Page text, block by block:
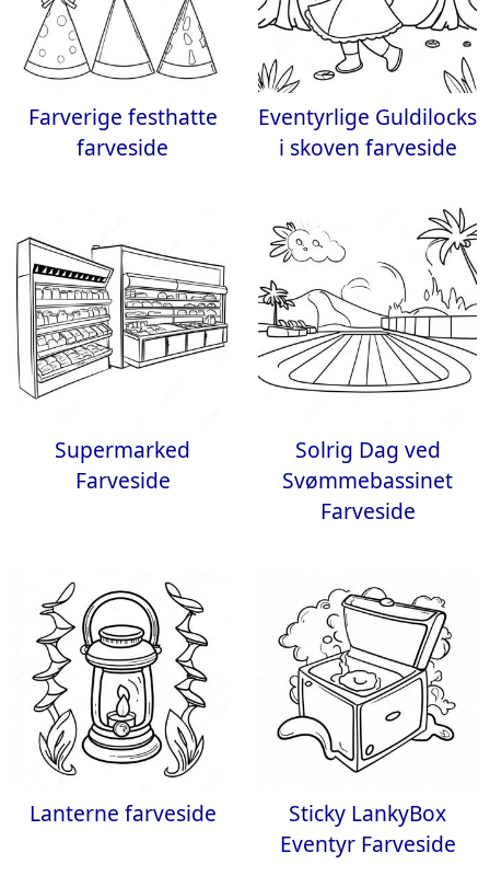
Farverige festhatte
farveside
Eventyrlige Guldilocks
i skoven farveside
Supermarked
Farveside
Solrig Dag ved
Svømmebassinet
Farveside
Lanterne farveside
Sticky LankyBox
Eventyr Farveside